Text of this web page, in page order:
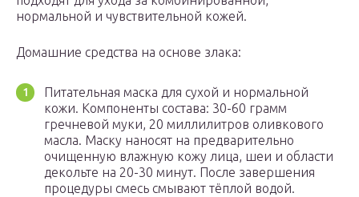
нормальной и чувствительной кожей.
Домашние средства на основе злака:
Питательная маска для сухой и нормальной
кожи. Компоненты состава: 30-60 грамм
гречневой муки, 20 миллилитров оливкового
масла. Маску наносят на предварительно
очищенную влажную кожу лица, шеи и области
декольте на 20-30 минут. После завершения
процедуры смесь смывают тёплой водой.